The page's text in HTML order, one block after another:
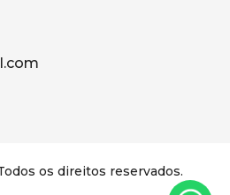
os direitos reservados.